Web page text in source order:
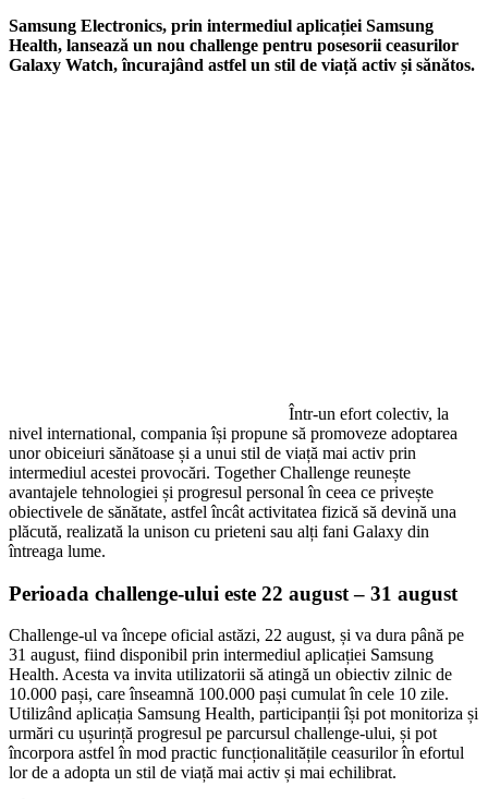
Samsung Electronics, prin intermediul aplicației Samsung
Health, lansează un nou challenge pentru posesorii ceasurilor
Galaxy Watch, încurajând astfel un stil de viață activ și sănătos.
Într-un efort colectiv, la
nivel international, compania își propune să promoveze adoptarea
unor obiceiuri sănătoase și a unui stil de viață mai activ prin
intermediul acestei provocări. Together Challenge reunește
avantajele tehnologiei și progresul personal în ceea ce privește
obiectivele de sănătate, astfel încât activitatea fizică să devină una
plăcută, realizată la unison cu prieteni sau alți fani Galaxy din
întreaga lume.
Perioada challenge-ului este 22 august – 31 august
Challenge-ul va începe oficial astăzi, 22 august, și va dura până pe
31 august, fiind disponibil prin intermediul aplicației Samsung
Health. Acesta va invita utilizatorii să atingă un obiectiv zilnic de
10.000 pași, care înseamnă 100.000 pași cumulat în cele 10 zile.
Utilizând aplicația Samsung Health, participanții își pot monitoriza și
urmări cu ușurință progresul pe parcursul challenge-ului, și pot
încorpora astfel în mod practic funcționalitățile ceasurilor în efortul
lor de a adopta un stil de viață mai activ și mai echilibrat.